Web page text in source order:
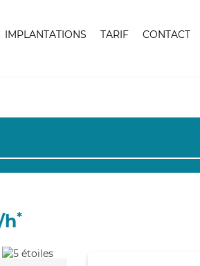
IMPLANTATIONS TARIF CONTACT
h*